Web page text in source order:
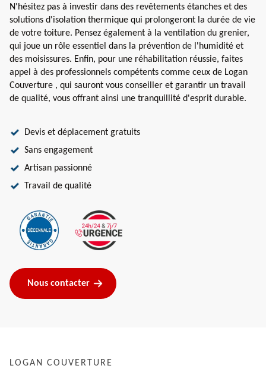
N'hésitez pas à investir dans des revêtements étanches et des
solutions d'isolation thermique qui prolongeront la durée de vie
de votre toiture. Pensez également à la ventilation du grenier,
qui joue un rôle essentiel dans la prévention de l'humidité et
des moisissures. Enfin, pour une réhabilitation réussie, faites
appel à des professionnels compétents comme ceux de Logan
Couverture , qui sauront vous conseiller et garantir un travail
de qualité, vous offrant ainsi une tranquillité d'esprit durable.
Devis et déplacement gratuits
Sans engagement
Artisan passionné
Travail de qualité
Nous contacter
LOGAN COUVERTURE